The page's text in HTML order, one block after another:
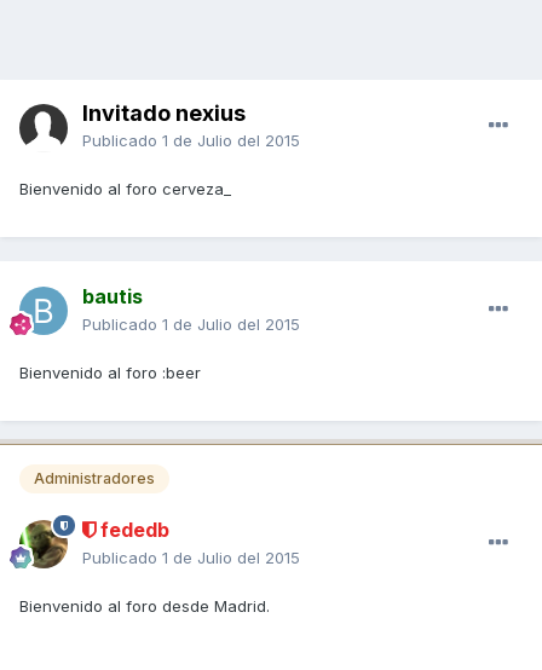
Invitado nexius
Publicado 1 de Julio del 2015
Bienvenido al foro cerveza_
bautis
Publicado 1 de Julio del 2015
Bienvenido al foro :beer
Administradores
fededb
Publicado 1 de Julio del 2015
Bienvenido al foro desde Madrid.